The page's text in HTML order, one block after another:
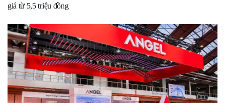
giá từ 5,5 triệu đồng